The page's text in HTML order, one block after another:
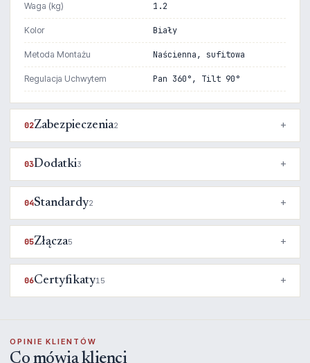
Waga (kg) 1.2
Kolor Biały
Metoda Montażu Naścienna, sufitowa
Regulacja Uchwytem Pan 360°, Tilt 90°
02Zabezpieczenia2
03Dodatki3
04Standardy2
05Złącza5
06Certyfikaty15
OPINIE KLIENTÓW
Co mówią klienci